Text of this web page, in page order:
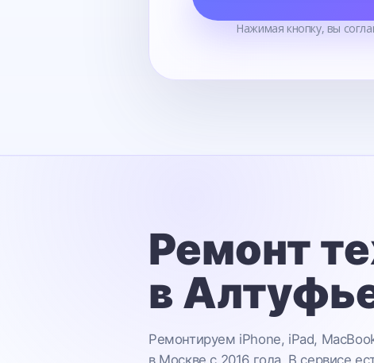
Нажимая кнопку, вы
Ремонт
в
Ремонтируем iPhone, iPad,
в Москве с 2016 года. В сервисе